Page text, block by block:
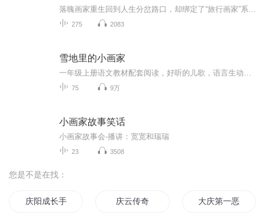
275 2083
雪地里的小画家
75 9万
小画家故事笑话
小画家故事会-播讲：宽宽和瑞瑞
23 3508
您是不是在找：
庆阳成长手札 庆云传奇 大庆第一恶